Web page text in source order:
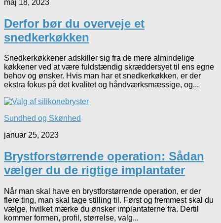
maj 18, 2023
Derfor bør du overveje et
snedkerkøkken
Snedkerkøkkener adskiller sig fra de mere almindelige
køkkener ved at være fuldstændig skræddersyet til ens egne
behov og ønsker. Hvis man har et snedkerkøkken, er der
ekstra fokus på det kvalitet og håndværksmæssige, og...
Sundhed og Skønhed
januar 25, 2023
Brystforstørrende operation: Sådan
vælger du de rigtige implantater
Når man skal have en brystforstørrende operation, er der
flere ting, man skal tage stilling til. Først og fremmest skal du
vælge, hvilket mærke du ønsker implantaterne fra. Dertil
kommer formen, profil, størrelse, valg...